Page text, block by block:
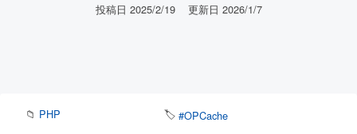
投稿日 2025/2/19 更新日 2026/1/7
📁 PHP 🏷️ #OPCache